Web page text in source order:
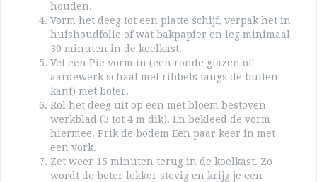
houden.
Vorm het deeg tot een platte schijf, verpak het in
huishoudfolie of wat bakpapier en leg minimaal
30 minuten in de koelkast.
Vet een Pie vorm in (een ronde glazen of
aardewerk schaal met ribbels langs de buiten
kant) met boter.
Rol het deeg uit op een met bloem bestoven
werkblad (3 tot 4 m dik). En bekleed de vorm
hiermee. Prik de bodem Een paar keer in met
een vork.
Zet weer 15 minuten terug in de koelkast. Zo
wordt de boter lekker stevig en krijg je een